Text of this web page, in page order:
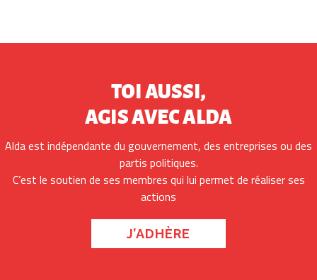
TOI AUSSI,
AGIS AVEC ALDA
Alda est indépendante du gouvernement, des entreprises ou des
partis politiques.
C’est le soutien de ses membres qui lui permet de réaliser ses
actions
J’ADHÈRE